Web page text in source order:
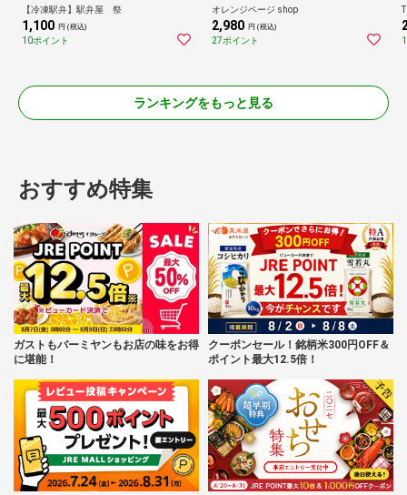
【冷凍駅弁】駅弁屋 祭
1,100 円 (税込)
10ポイント
オレンジページ shop
2,980 円 (税込)
27ポイント
ランキングをもっと見る
おすすめ特集
ガストもバーミヤンもお店の味をお得
に堪能！
クーポンセール！銘柄米300円OFF＆
ポイント最大12.5倍！